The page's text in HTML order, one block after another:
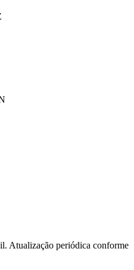
Atualização periódica conforme